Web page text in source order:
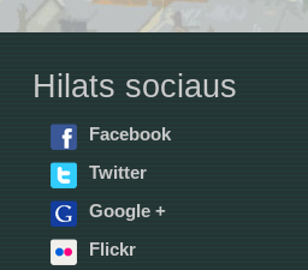
Hilats sociaus
Facebook
Twitter
Google +
Flickr